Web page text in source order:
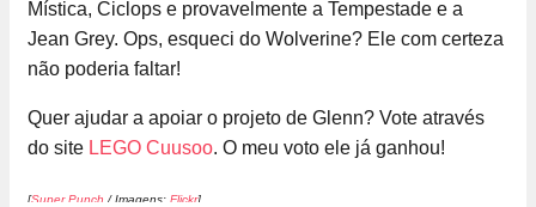
Mística, Ciclops e provavelmente a Tempestade e a
Jean Grey. Ops, esqueci do Wolverine? Ele com certeza
não poderia faltar!
Quer ajudar a apoiar o projeto de Glenn? Vote através
do site LEGO Cuusoo. O meu voto ele já ganhou!
[Super Punch / Imagens: Flickr]